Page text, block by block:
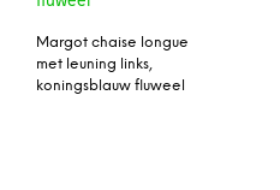
Margot chaise longue
met leuning links,
koningsblauw fluweel